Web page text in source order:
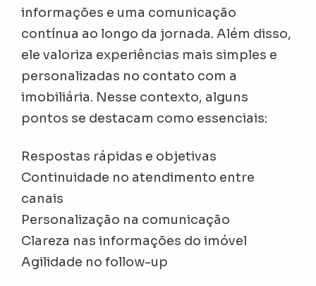
informações e uma comunicação
contínua ao longo da jornada. Além disso,
ele valoriza experiências mais simples e
personalizadas no contato com a
imobiliária. Nesse contexto, alguns
pontos se destacam como essenciais:
Respostas rápidas e objetivas
Continuidade no atendimento entre
canais
Personalização na comunicação
Clareza nas informações do imóvel
Agilidade no follow-up